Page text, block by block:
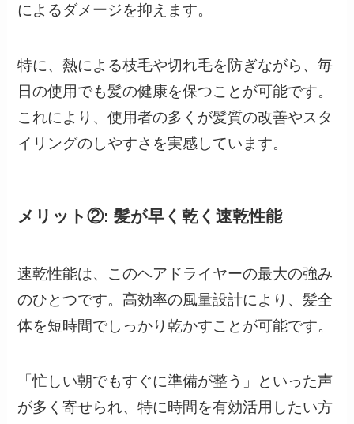
によるダメージを抑えます。
特に、熱による枝毛や切れ毛を防ぎながら、毎
日の使用でも髪の健康を保つことが可能です。
これにより、使用者の多くが髪質の改善やスタ
イリングのしやすさを実感しています。
メリット②: 髪が早く乾く速乾性能
速乾性能は、このヘアドライヤーの最大の強み
のひとつです。高効率の風量設計により、髪全
体を短時間でしっかり乾かすことが可能です。
「忙しい朝でもすぐに準備が整う」といった声
が多く寄せられ、特に時間を有効活用したい方